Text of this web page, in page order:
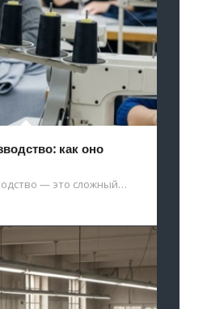
как оно
— это сложный…